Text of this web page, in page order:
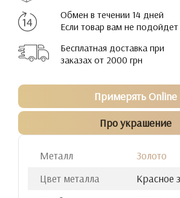
Обмен в течении 14 дней
Если товар вам не подойдет
Бесплатная доставка при
заказах от 2000 грн
Примерять Online
Про украшение
Металл
Золото
Цвет металла
Красное